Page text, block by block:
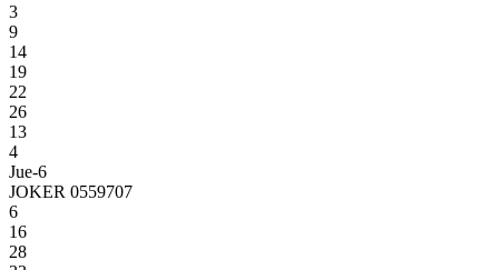
3
9
14
19
22
26
13
4
Jue-6
JOKER 0559707
6
16
28